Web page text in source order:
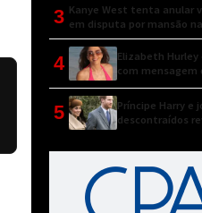
3 Kanye West tenta anular
em disputa por mansão
4
Elizabeth Hurley
com mensagem
conexão natural
5
Príncipe Harry e
descontraídos